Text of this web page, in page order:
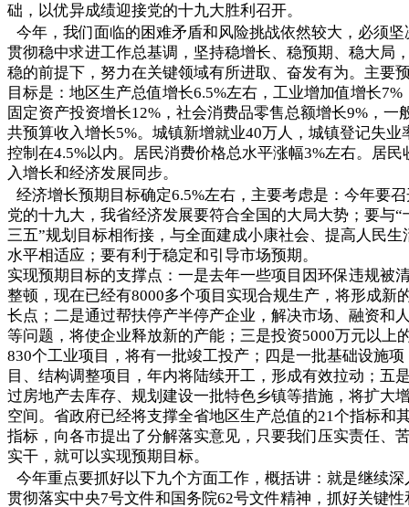
础，以优异成绩迎接党的十九大胜利召开。
今年，我们面临的困难矛盾和风险挑战依然较大，必须坚
贯彻稳中求进工作总基调，坚持稳增长、稳预期、稳大局
稳的前提下，努力在关键领域有所进取、奋发有为。主要
目标是：地区生产总值增长6.5%左右，工业增加值增长7%
固定资产投资增长12%，社会消费品零售总额增长9%，一
共预算收入增长5%。城镇新增就业40万人，城镇登记失业
控制在4.5%以内。居民消费价格总水平涨幅3%左右。居民
入增长和经济发展同步。
经济增长预期目标确定6.5%左右，主要考虑是：今年要
党的十九大，我省经济发展要符合全国的大局大势；要与“
三五”规划目标相衔接，与全面建成小康社会、提高人民生
水平相适应；要有利于稳定和引导市场预期。
实现预期目标的支撑点：一是去年一些项目因环保违规被
整顿，现在已经有8000多个项目实现合规生产，将形成新
长点；二是通过帮扶停产半停产企业，解决市场、融资和
等问题，将使企业释放新的产能；三是投资5000万元以上
830个工业项目，将有一批竣工投产；四是一批基础设施项
目、结构调整项目，年内将陆续开工，形成有效拉动；五
过房地产去库存、规划建设一批特色乡镇等措施，将扩大
空间。省政府已经将支撑全省地区生产总值的21个指标和
指标，向各市提出了分解落实意见，只要我们压实责任、
实干，就可以实现预期目标。
今年重点要抓好以下九个方面工作，概括讲：就是继续深
贯彻落实中央7号文件和国务院62号文件精神，抓好关键性